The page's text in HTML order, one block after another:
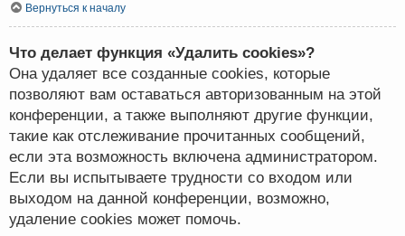
Вернуться к началу
Что делает функция «Удалить cookies»?
Она удаляет все созданные cookies, которые
позволяют вам оставаться авторизованным на этой
конференции, а также выполняют другие функции,
такие как отслеживание прочитанных сообщений,
если эта возможность включена администратором.
Если вы испытываете трудности со входом или
выходом на данной конференции, возможно,
удаление cookies может помочь.